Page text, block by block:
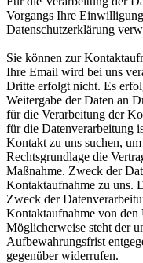
Vorgangs Ihre
Datenschutzerklärung
Sie können zur
Ihre Email wird bei uns
Dritte erfolgt nicht. Es
Weitergabe der Daten an
für die Verarbeitung der
für die Datenverarbeitung
Kontakt zu uns suchen,
Rechtsgrundlage die
Maßnahme. Zweck der
Kontaktaufnahme zu uns.
Zweck der
Kontaktaufnahme von den
Möglicherweise steht der
Aufbewahrungsfrist
gegenüber widerrufen.